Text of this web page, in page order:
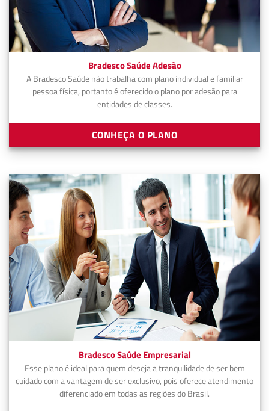
Bradesco Saúde Adesão
A Bradesco Saúde não trabalha com plano individual e familiar
pessoa física, portanto é oferecido o plano por adesão para
entidades de classes.
CONHEÇA O PLANO
Bradesco Saúde Empresarial
Esse plano é ideal para quem deseja a tranquilidade de ser bem
cuidado com a vantagem de ser exclusivo, pois oferece atendimento
diferenciado em todas as regiões do Brasil.